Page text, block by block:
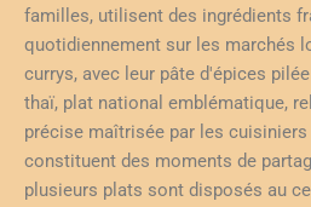
familles, utilisent des ingrédients
quotidiennement sur les marchés
currys, avec leur pâte d'épices
thaï, plat national emblématique,
précise maîtrisée par les
constituent des moments de
plusieurs plats sont disposés au